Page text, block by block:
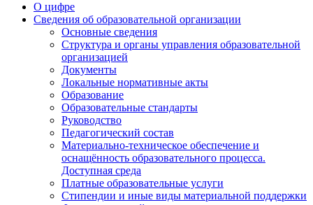
О цифре
Сведения об образовательной организации
Основные сведения
Структура и органы управления образовательной
организацией
Документы
Локальные нормативные акты
Образование
Образовательные стандарты
Руководство
Педагогический состав
Материально-техническое обеспечение и
оснащённость образовательного процесса.
Доступная среда
Платные образовательные услуги
Стипендии и иные виды материальной поддержки